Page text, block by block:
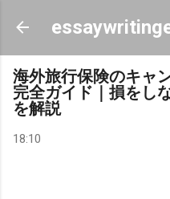
スキップしてメ
海外旅行保険のキャ
完全ガイド｜損をし
を解説
18:10